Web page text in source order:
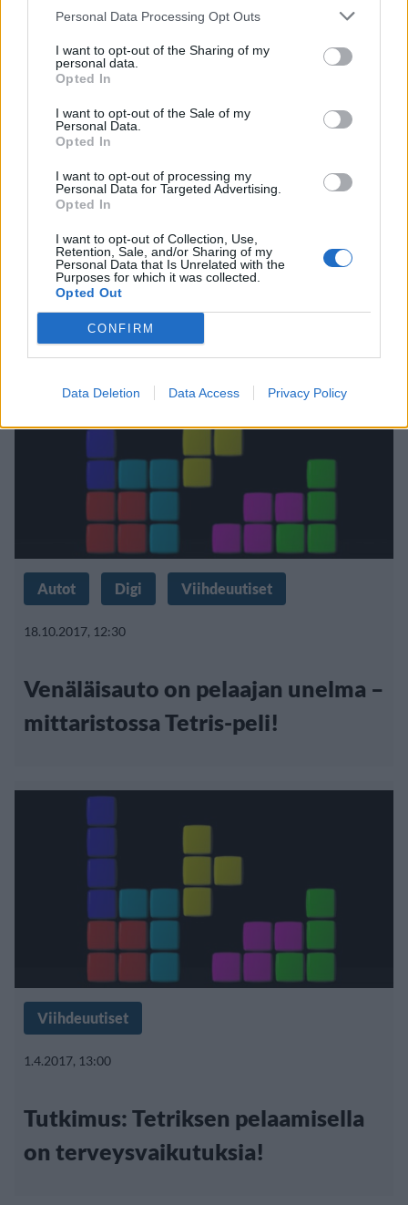
Personal Data Processing Opt Outs
I want to opt-out of the Sharing of my
personal data.
Opted In
I want to opt-out of the Sale of my
Personal Data.
Opted In
I want to opt-out of processing my
Personal Data for Targeted Advertising.
Opted In
I want to opt-out of Collection, Use,
Retention, Sale, and/or Sharing of my
Personal Data that Is Unrelated with the
Purposes for which it was collected.
Opted Out
CONFIRM
Data Deletion Data Access Privacy Policy
Digi
2.12.2017, 9:00
Facebook Messengerissä – ota
kaverista mittaa
Autot Digi Viihdeuutiset
18.10.2017, 12:30
Venäläisauto on pelaajan unelma –
mittaristossa Tetris-peli!
Viihdeuutiset
1.4.2017, 13:00
Tutkimus: Tetriksen pelaamisella
on terveysvaikutuksia!